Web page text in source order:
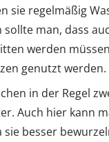
sie regelmäßig
sollte man, dass
werden
genutzt werden.
in der Regel
Auch hier kann
sie besser